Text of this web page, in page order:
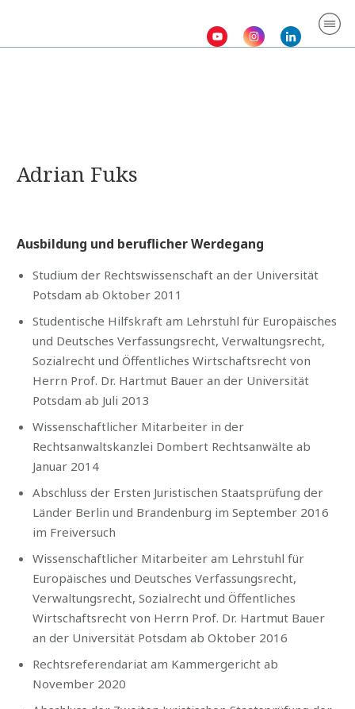
Startseite
Adrian Fuks
Ausbildung und beruflicher Werdegang
Studium der Rechtswissenschaft an der Universität
Potsdam ab Oktober 2011
Studentische Hilfskraft am Lehrstuhl für Europäisches
und Deutsches Verfassungsrecht, Verwaltungsrecht,
Sozialrecht und Öffentliches Wirtschaftsrecht von
Herrn Prof. Dr. Hartmut Bauer an der Universität
Potsdam ab Juli 2013
Wissenschaftlicher Mitarbeiter in der
Rechtsanwaltskanzlei Dombert Rechtsanwälte ab
Januar 2014
Abschluss der Ersten Juristischen Staatsprüfung der
Länder Berlin und Brandenburg im September 2016
im Freiversuch
Wissenschaftlicher Mitarbeiter am Lehrstuhl für
Europäisches und Deutsches Verfassungsrecht,
Verwaltungsrecht, Sozialrecht und Öffentliches
Wirtschaftsrecht von Herrn Prof. Dr. Hartmut Bauer
an der Universität Potsdam ab Oktober 2016
Rechtsreferendariat am Kammergericht ab
November 2020